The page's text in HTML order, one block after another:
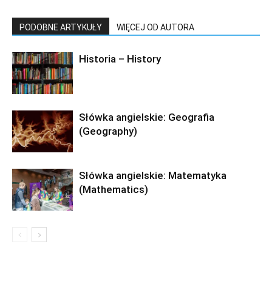
PODOBNE ARTYKUŁY WIĘCEJ OD AUTORA
Historia – History
Słówka angielskie: Geografia
(Geography)
Słówka angielskie: Matematyka
(Mathematics)